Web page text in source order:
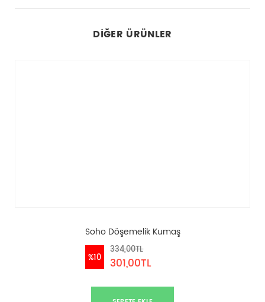
DIĞER ÜRÜNLER
Soho Döşemelik Kumaş
%10
334,00TL
301,00TL